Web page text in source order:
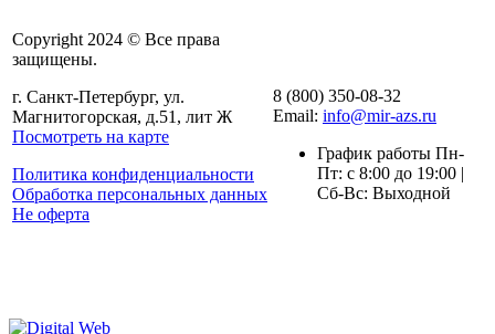
Copyright 2024 © Все права
защищены.
г. Санкт-Петербург, ул.
Магнитогорская, д.51, лит Ж
Посмотреть на карте
Политика конфиденциальности
Обработка персональных данных
Не оферта
8 (800) 350-08-32
Email: info@mir-azs.ru
График работы Пн-
Пт: с 8:00 до 19:00 |
Сб-Вс: Выходной